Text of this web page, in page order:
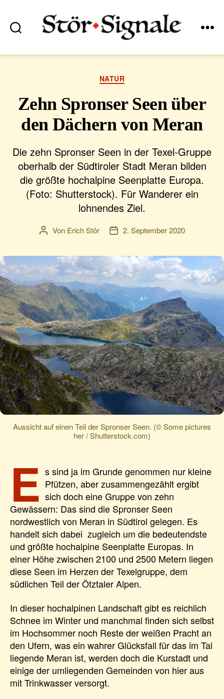
Kategorien
NATUR
Zehn Spronser Seen über
den Dächern von Meran
Die zehn Spronser Seen in der Texel-Gruppe
oberhalb der Südtiroler Stadt Meran bilden
die größte hochalpine Seenplatte Europa.
(Foto: Shutterstock). Für Wanderer ein
lohnendes Ziel.
Beitragsautor
Von Erich Stör Veröffentlichungsdatum
2. September 2020
Aussicht auf einen Teil der Spronser Seen. (© Some pictures
her / Shutterstock.com)
E s sind ja im Grunde genommen nur kleine
Pfützen, aber zusammengezählt ergibt
sich doch eine Gruppe von zehn
Gewässern: Das sind die Spronser Seen
nordwestlich von Meran in Südtirol gelegen. Es
handelt sich dabei zugleich um die bedeutendste
und größte hochalpine Seenplatte Europas. In
einer Höhe zwischen 2100 und 2500 Metern liegen
diese Seen im Herzen der Texelgruppe, dem
südlichen Teil der Ötztaler Alpen.
In dieser hochalpinen Landschaft gibt es reichlich
Schnee im Winter und manchmal finden sich selbst
im Hochsommer noch Reste der weißen Pracht an
den Ufern, was ein wahrer Glücksfall für das im Tal
liegende Meran ist, werden doch die Kurstadt und
einige der umliegenden Gemeinden von hier aus
mit Trinkwasser versorgt.